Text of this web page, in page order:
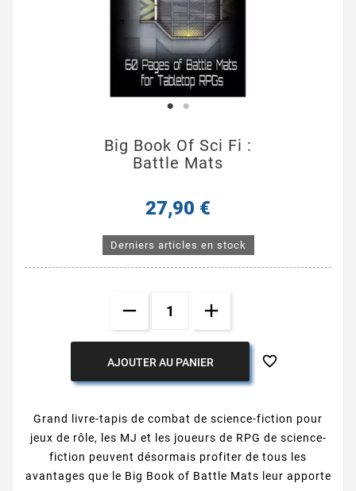
Big Book Of Sci Fi :
Battle Mats
27,90 €
Derniers articles en stock
AJOUTER AU PANIER 
Grand livre-tapis de combat de science-fiction pour
jeux de rôle, les MJ et les joueurs de RPG de science-
fiction peuvent désormais profiter de tous les
avantages que le Big Book of Battle Mats leur apporte